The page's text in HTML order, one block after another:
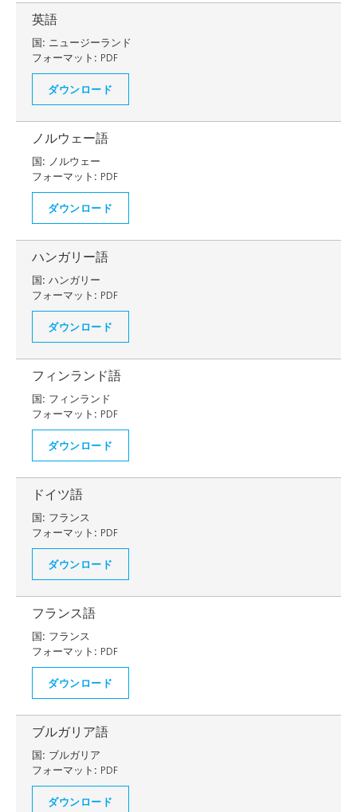
英語
国: ニュージーランド
フォーマット: PDF
ダウンロード
ノルウェー語
国: ノルウェー
フォーマット: PDF
ダウンロード
ハンガリー語
国: ハンガリー
フォーマット: PDF
ダウンロード
フィンランド語
国: フィンランド
フォーマット: PDF
ダウンロード
ドイツ語
国: フランス
フォーマット: PDF
ダウンロード
フランス語
国: フランス
フォーマット: PDF
ダウンロード
ブルガリア語
国: ブルガリア
フォーマット: PDF
ダウンロード